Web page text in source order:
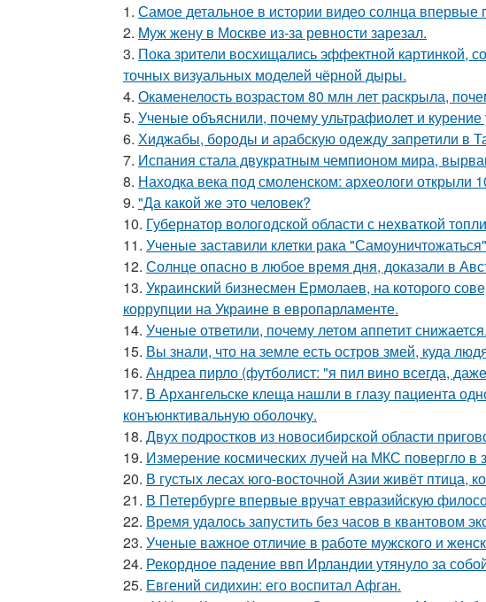
1. Самое детальное в истории видео солнца впервые
2. Mуж жену в Москве из-за ревности зарезал.
3. Пока зрители восхищались эффектной картинкой,
точных визуальных моделей чёрной дыры.
4. Окаменелость возрастом 80 млн лет раскрыла,
5. Ученые объяснили, почему ультрафиолет и
6. Хиджабы, бороды и арабскую одежду запретили в
7. Испания стала двукратным чемпионом мира,
8. Находка века под смоленском: археологи открыли
9. "Да какой же это человек?
10. Губернатор вологодской области с нехваткой
11. Ученые заставили клетки рака
12. Солнце опасно в любое время дня, доказали в
13. Украинский бизнесмен Ермолаев, на которого
коррупции на Украине в европарламенте.
14. Ученые ответили, почему летом аппетит снижается.
15. Вы знали, что на земле есть остров змей, куда
16. Андреа пирло (футболист: "я пил вино всегда,
17. В Архангельске клеща нашли в глазу пациента
конъюнктивальную оболочку.
18. Двух подростков из новосибирской области
19. Измерение космических лучей на МКС повергло в
20. В густых лесах юго-восточной Азии живёт птица,
21. В Петербурге впервые вручат евразийскую
22. Время удалось запустить без часов в квантовом
23. Ученые важное отличие в работе мужского и
24. Рекордное падение ввп Ирландии утянуло за
25. Евгений сидихин: его воспитал Афган.